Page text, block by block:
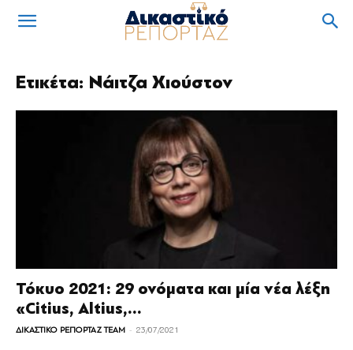
Ετικέτα: Νάιτζα Χιούστον
Τόκυο 2021: 29 ονόματα και μία νέα λέξη
«Citius, Altius,...
ΔΙΚΑΣΤΙΚΟ ΡΕΠΟΡΤΑΖ TEAM - 23/07/2021